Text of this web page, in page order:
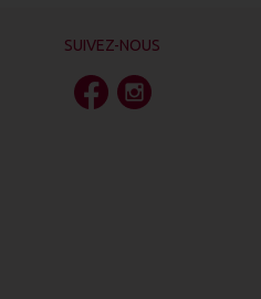
SUIVEZ-NOUS